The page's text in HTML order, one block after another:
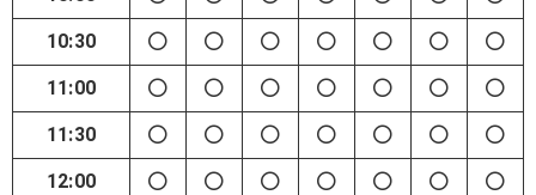
10:30
11:00
11:30
12:00